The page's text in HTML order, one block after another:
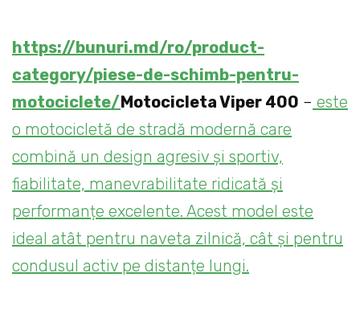
https://bunuri.md/ro/product-
category/piese-de-schimb-pentru-
motociclete/Motocicleta Viper 400 – este
o motocicletă de stradă modernă care
combină un design agresiv și sportiv,
fiabilitate, manevrabilitate ridicată și
performanțe excelente. Acest model este
ideal atât pentru naveta zilnică, cât și pentru
condusul activ pe distanțe lungi.